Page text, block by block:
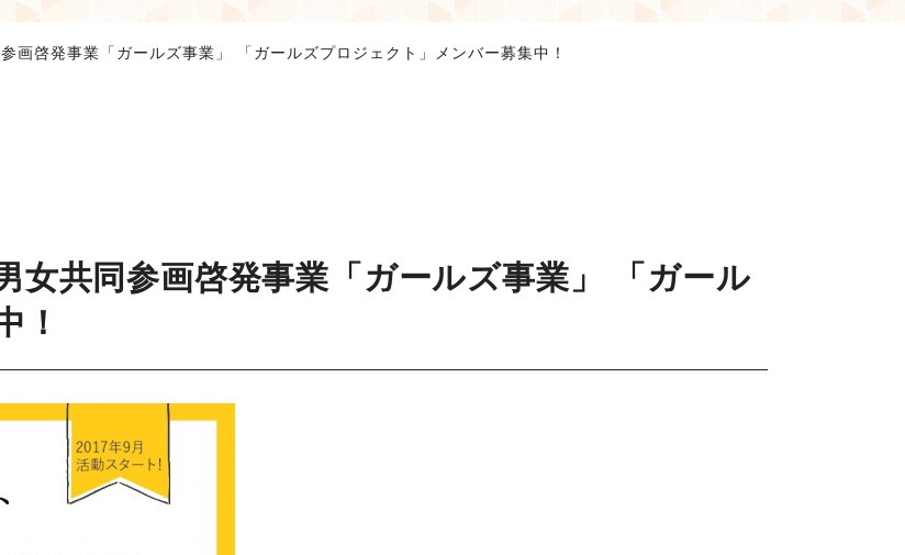
啓発事業「ガールズ事業」 「ガールズプロジェクト」メンバー募集中！
共同参画啓発事業「ガールズ事業」 「ガール
！